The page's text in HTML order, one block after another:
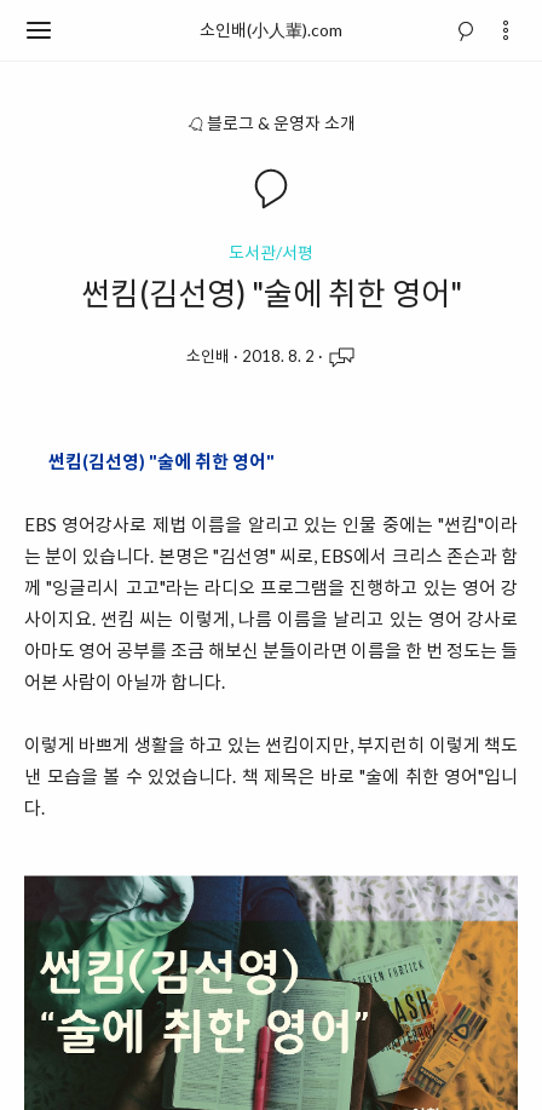
소인배(小人輩).com
블로그 & 운영자 소개
도서관/서평
썬킴(김선영) "술에 취한 영어"
소인배 · 2018. 8. 2 ·
썬킴(김선영) "술에 취한 영어"
EBS 영어강사로 제법 이름을 알리고 있는 인물 중에는 "썬킴"이라
는 분이 있습니다. 본명은 "김선영" 씨로, EBS에서 크리스 존슨과 함
께 "잉글리시 고고"라는 라디오 프로그램을 진행하고 있는 영어 강
사이지요. 썬킴 씨는 이렇게, 나름 이름을 날리고 있는 영어 강사로
아마도 영어 공부를 조금 해보신 분들이라면 이름을 한 번 정도는 들
어본 사람이 아닐까 합니다.
이렇게 바쁘게 생활을 하고 있는 썬킴이지만, 부지런히 이렇게 책도
낸 모습을 볼 수 있었습니다. 책 제목은 바로 "술에 취한 영어"입니
다.